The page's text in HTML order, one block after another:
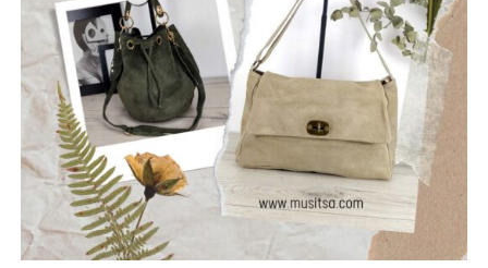
Μέλη του συγκροτήματος: Ανδρεόπουλος Αντώνης –
Φωνή & Κιθάρα, Σαράντης Δημήτρης – Κιθάρα, Νικολάου
Θωμάς – Μπάσο, Μηλιώνης Γρηγόρης – Τύμπανα.